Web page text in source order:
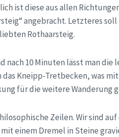
ist diese aus allen
angebracht. Letzteres
Rothaarsteig.
nach 10 Minuten lässt man
Kneipp-Tretbecken, was
für die weitere Wanderung
Zeilen. Wir sind
einem Dremel in Steine